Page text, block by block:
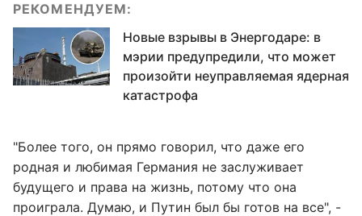
РЕКОМЕНДУЕМ:
Новые взрывы в Энергодаре: в
мэрии предупредили, что может
произойти неуправляемая ядерная
катастрофа
"Более того, он прямо говорил, что даже его
родная и любимая Германия не заслуживает
будущего и права на жизнь, потому что она
проиграла. Думаю, и Путин был бы готов на все", -